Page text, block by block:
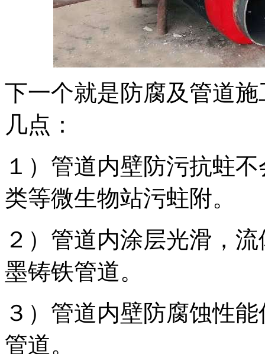
下一个就是防腐及管道
几点：
１）管道内壁防污抗蛀
类等微生物站污蛀附。
２）管道内涂层光滑，
墨铸铁管道。
３）管道内壁防腐蚀性
管道。